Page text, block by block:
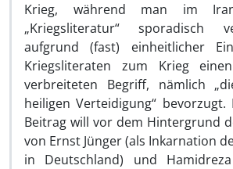
Krieg, während man im
„Kriegsliteratur“ sporadisch
aufgrund (fast) einheitlicher
Kriegsliteraten zum Krieg
verbreiteten Begriff, nämlich
heiligen Verteidigung“
Beitrag will vor dem Hintergrund
von Ernst Jünger (als Inkarnation
in Deutschland) und